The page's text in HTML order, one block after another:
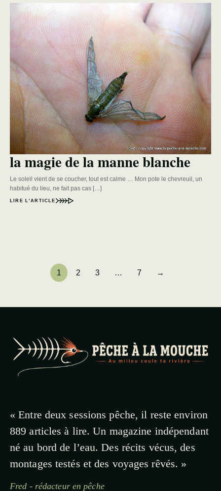
la magie de la manne blanche
Le soleil vient de se coucher, tout est calme … Mon pote le chevreuil, un
habitué du lieu, ne fait pas cas […]
LIRE L’ARTICLE
1 2 3 … 7 →
« Entre deux sessions pêche, il reste environ
889 articles à lire. Un magazine indépendant
né au bord de l’eau. Des récits vécus, des
montages testés et des voyages rêvés. »
Fred - rédacteur en pêche